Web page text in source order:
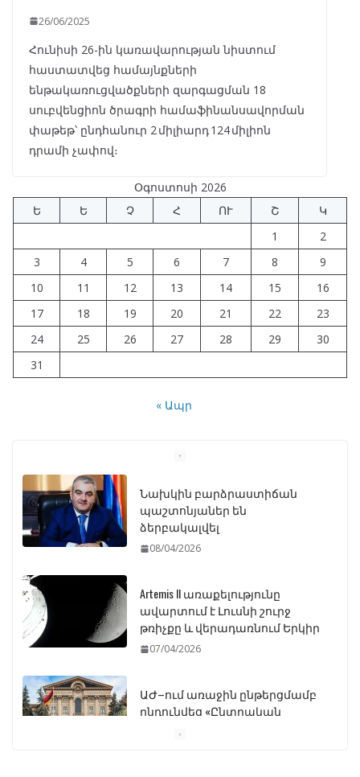
26/06/2025
Հունիսի 26-ին կառավարության նիստում
հաստատվեց համայնքների
ենթակառուցվածքների զարգացման 18
սուբվենցիոն ծրագրի համաֆինանսավորման
փաթեթ՝ ընդհանուր 2 միլիարդ 124 միլիոն
դրամի չափով։
Օգոստոսի 2026
Ե
Ե Չ Հ ՈՒ Շ
Կ
1
2
3
4 5 6 7 8
9
10
11 12 13 14 15
16
17
18 19 20 21 22
23
24
25 26 27 28 29
30
31
« Ապր
Նախկին բարձրաստիճան
պաշտոնյաներ են
ձերբակալվել
08/04/2026
Artemis II առաքելությունը
ավարտում է Լուսնի շուրջ
թռիչքը և վերադառնում Երկիր
07/04/2026
ԱԺ–ում առաջին ընթերցմամբ
ընդունվեց «Ընտրական